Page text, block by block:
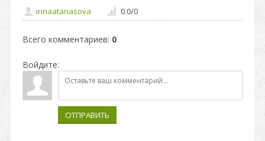
irinaatanasova
0.0/0
Всего комментариев: 0
Войдите:
ОТПРАВИТЬ